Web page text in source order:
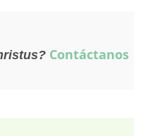
Contáctanos